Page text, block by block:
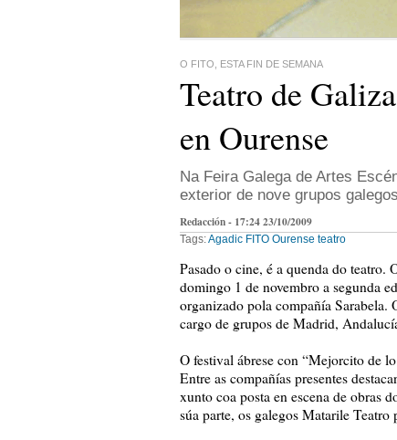
O FITO, ESTA FIN DE SEMANA
Teatro de
en Ourense
Na Feira Galega de Artes
exterior de nove grupos
Redacción - 17:24 23/10/2009
Tags:Agadic FITO Ourense teatro
Pasado o cine, é a quenda do teatro.
domingo 1 de novembro a segunda
organizado pola compañía Sarabela.
cargo de grupos de Madrid,
O festival ábrese con “Mejorcito de
Entre as compañías presentes
xunto coa posta en escena de obras
súa parte, os galegos Matarile Teatro